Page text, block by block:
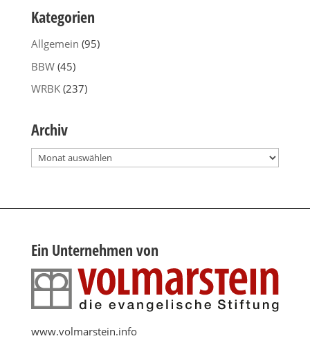
Kategorien
Allgemein (95)
BBW(45)
WRBK(237)
Archiv
Archiv
Ein Unternehmen von
www.volmarstein.info